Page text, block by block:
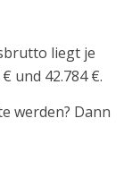
liegt je
und 42.784 €.
werden? Dann